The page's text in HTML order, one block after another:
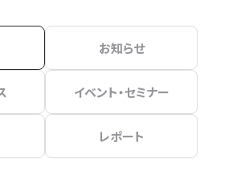
お知らせ
イベント・セミナー
レポート